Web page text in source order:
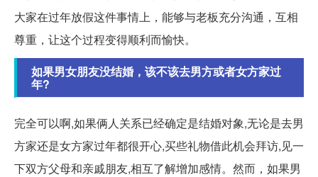
大家在过年放假这件事情上，能够与老板充分沟通，互相
尊重，让这个过程变得顺利而愉快。
如果男女朋友没结婚，该不该去男方或者女方家过
年?
完全可以啊,如果俩人关系已经确定是结婚对象,无论是去男
方家还是女方家过年都很开心,买些礼物借此机会拜访,见一
下双方父母和亲戚朋友,相互了解增加感情。然而，如果男